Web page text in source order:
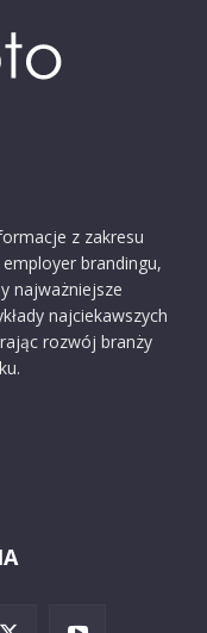
z zakresu
brandingu,
najważniejsze
najciekawszych
rozwój branży